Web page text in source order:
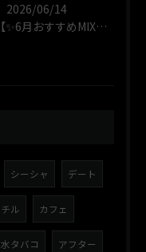
2026/06/14
【✨6月おすすめMIX✨】
シーシャ デート
チル カフェ
水タバコ アフター